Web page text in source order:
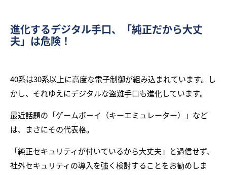
進化するデジタル手口、「純正だから大丈
夫」は危険！
40系は30系以上に高度な電子制御が組み込まれています。し
かし、それゆえにデジタルな盗難手口も進化しています。
最近話題の「ゲームボーイ（キーエミュレーター）」など
は、まさにその代表格。
「純正セキュリティが付いているから大丈夫」と過信せず、
社外セキュリティの導入を強く検討することをお勧めしま